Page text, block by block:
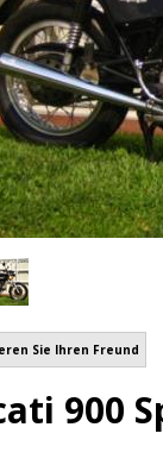
Sie Ihren Freund
900